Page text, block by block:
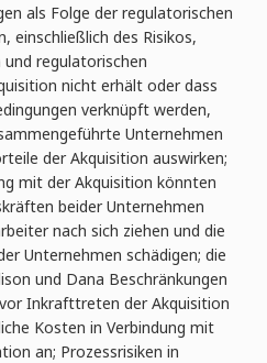
als Folge der regulatorischen
einschließlich des Risikos,
regulatorischen
nicht erhält oder dass
verknüpft werden,
Unternehmen
der Akquisition auswirken;
mit der Akquisition könnten
beider Unternehmen
nach sich ziehen und die
Unternehmen schädigen; die
und Dana Beschränkungen
Inkrafttreten der Akquisition
Kosten in Verbindung mit
an; Prozessrisiken in